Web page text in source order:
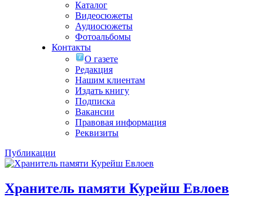
Каталог
Видеосюжеты
Аудиосюжеты
Фотоальбомы
Контакты
О газете
Редакция
Нашим клиентам
Издать книгу
Подписка
Вакансии
Правовая информация
Реквизиты
Публикации
Хранитель памяти Курейш Евлоев